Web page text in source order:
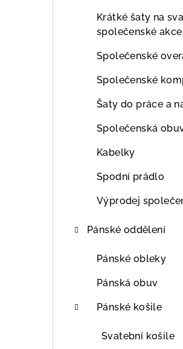
Krátké šaty na
společenské akce
Společenské
Společenské
Šaty do práce a
Společenská
Kabelky
Spodní prádlo
Výprodej
Pánské oddělení
Pánské obleky
Pánská obuv
Pánské košile
Svatební košile